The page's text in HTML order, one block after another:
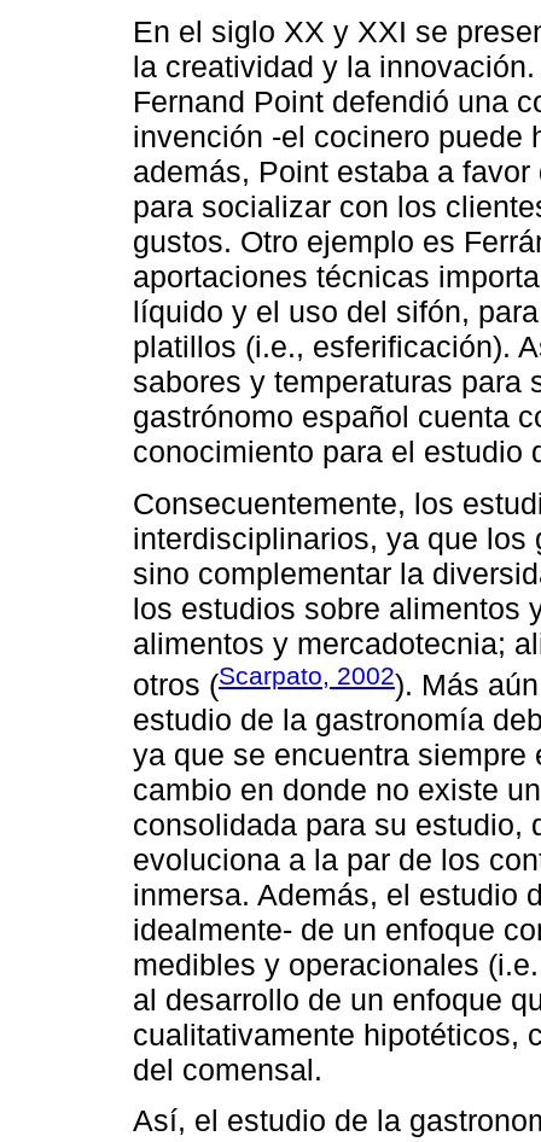
En el siglo XX y XXI se
la creatividad y la
Fernand Point defendió una
invención -el cocinero puede
además, Point estaba a
para socializar con los
gustos. Otro ejemplo es
aportaciones técnicas
líquido y el uso del sifón,
platillos (i.e., esferificación).
sabores y temperaturas para
gastrónomo español cuenta
conocimiento para el estudio
Consecuentemente, los
interdisciplinarios, ya que los
sino complementar la
los estudios sobre alimentos
alimentos y mercadotecnia;
otros (Scarpato, 2002). Más
estudio de la gastronomía
ya que se encuentra
cambio en donde no existe
consolidada para su estudio,
evoluciona a la par de los
inmersa. Además, el estudio
idealmente- de un enfoque
medibles y operacionales
al desarrollo de un enfoque
cualitativamente hipotéticos,
del comensal.
Así, el estudio de la